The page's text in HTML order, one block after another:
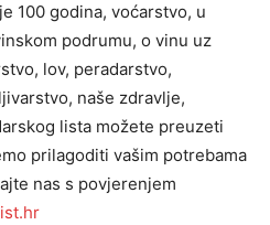
100 godina, voćarstvo, u
podrumu, o vinu uz
lov, peradarstvo,
naše zdravlje,
lista možete preuzeti
prilagoditi vašim potrebama
nas s povjerenjem